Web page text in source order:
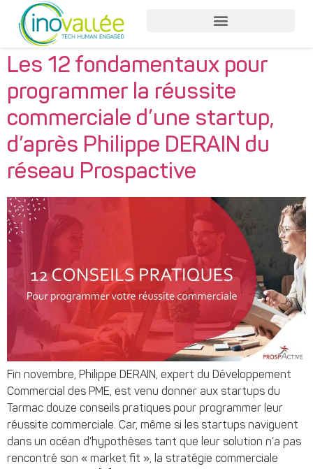
Les 12 fondamentaux pour
programmer la réussite
commerciale d’une startup,
d’après Philippe DERAIN du
réseau Prospactive
Fin novembre, Philippe DERAIN, expert du Développement
Commercial des PME, est venu donner aux startups du
Tarmac douze conseils pratiques pour programmer leur
réussite commerciale. Car, même si les startups naviguent
dans un océan d’hypothèses tant que leur solution n’a pas
rencontré son « market fit », la stratégie commerciale